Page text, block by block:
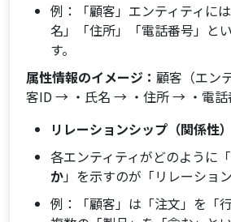
例：「顧客」エンティティに
名」「住所」「電話番号」と
す。
属性情報のイメージ：顧客（エン
客ID → ・氏名 → ・住所 → ・電話
リレーションシップ（関係性）
各エンティティがどのように「
か」を示すのが「リレーショ
例：「顧客」は「注文」を「